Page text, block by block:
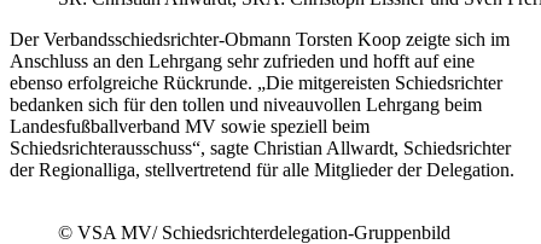
Der Verbandsschiedsrichter-Obmann Torsten Koop zeigte sich im
Anschluss an den Lehrgang sehr zufrieden und hofft auf eine
ebenso erfolgreiche Rückrunde. „Die mitgereisten Schiedsrichter
bedanken sich für den tollen und niveauvollen Lehrgang beim
Landesfußballverband MV sowie speziell beim
Schiedsrichterausschuss“, sagte Christian Allwardt, Schiedsrichter
der Regionalliga, stellvertretend für alle Mitglieder der Delegation.
© VSA MV/ Schiedsrichterdelegation-Gruppenbild